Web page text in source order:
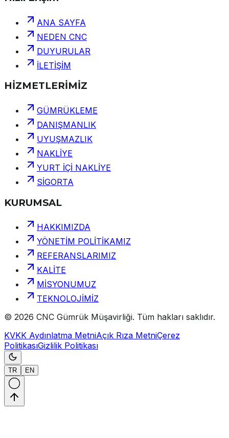
ANA SAYFA
NEDEN CNC
DUYURULAR
İLETİŞİM
HİZMETLERİMİZ
GÜMRÜKLEME
DANIŞMANLIK
UYUŞMAZLIK
NAKLİYE
YURT İÇİ NAKLİYE
SİGORTA
KURUMSAL
HAKKIMIZDA
YÖNETİM POLİTİKAMIZ
REFERANSLARIMIZ
KALİTE
MİSYONUMUZ
TEKNOLOJİMİZ
© 2026 CNC Gümrük Müşavirliği. Tüm hakları saklıdır.
KVKK Aydınlatma MetniAçık Rıza MetniÇerez
PolitikasıGizlilik Politikası
TR EN